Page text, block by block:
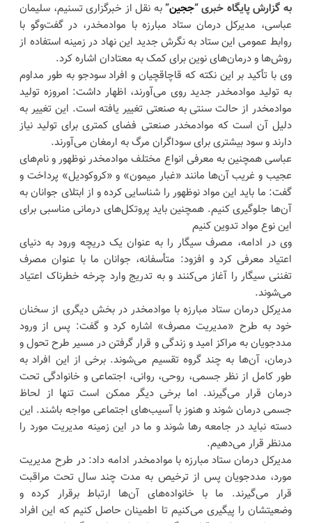
به گزارش پایگاه خبری “ججین”به نقل از خبرگزاری تسنیم، سلیمان
عباسی، مدیرکل درمان ستاد مبارزه با موادمخدر، در گفت‌وگو با
روابط عمومی این ستاد به نگرش جدید این نهاد در زمینه استفاده از
روش‌ها و درمان‌های نوین برای کمک به معتادان اشاره کرد.
وی با تأکید بر این نکته که قاچاقچیان و افراد سودجو به طور مداوم
به تولید موادمخدر جدید روی می‌آورند، اظهار داشت: امروزه تولید
موادمخدر از حالت سنتی به صنعتی تغییر یافته است. این تغییر به
دلیل آن است که موادمخدر صنعتی فضای کمتری برای تولید نیاز
دارند و سود بیشتری برای سوداگران مرگ به ارمغان می‌آورند.
عباسی همچنین به معرفی انواع مختلف موادمخدر نوظهور و نام‌های
عجیب و غریب آن‌ها مانند «غبار میمون» و «کروکودیل» پرداخت و
گفت: ما باید این مواد نوظهور را شناسایی کرده و از ابتلای جوانان به
آن‌ها جلوگیری کنیم. همچنین باید پروتکل‌های درمانی مناسبی برای
این نوع مواد تدوین کنیم
وی در ادامه، مصرف سیگار را به عنوان یک دریچه ورود به دنیای
اعتیاد معرفی کرد و افزود: متأسفانه، جوانان ما با عنوان مصرف
تفننی سیگار را آغاز می‌کنند و به تدریج وارد چرخه خطرناک اعتیاد
می‌شوند.
مدیرکل درمان ستاد مبارزه با موادمخدر در بخش دیگری از سخنان
خود به طرح «مدیریت مصرف» اشاره کرد و گفت: پس از ورود
مددجویان به مراکز امید و زندگی و قرار گرفتن در مسیر طرح تحول و
درمان، آن‌ها به چند گروه تقسیم می‌شوند. برخی از این افراد به
طور کامل از نظر جسمی، روحی، روانی، اجتماعی و خانوادگی تحت
درمان قرار می‌گیرند. اما برخی دیگر ممکن است تنها از لحاظ
جسمی درمان شوند و هنوز با آسیب‌های اجتماعی مواجه باشند. این
دسته نباید در جامعه رها شوند و ما در این زمینه مدیریت مورد را
مدنظر قرار می‌دهیم.
مدیرکل درمان ستاد مبارزه با موادمخدر ادامه داد: در طرح مدیریت
مورد، مددجویان پس از ترخیص به مدت چند سال تحت مراقبت
قرار می‌گیرند. ما با خانواده‌های آن‌ها ارتباط برقرار کرده و
وضعیتشان را پیگیری می‌کنیم تا اطمینان حاصل کنیم که این افراد